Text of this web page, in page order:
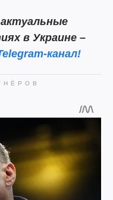
в Украине –
канал!